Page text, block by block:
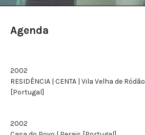
Agenda
2002
RESIDÊNCIA | CENTA | Vila Velha de Ródão
[Portugal]
2002